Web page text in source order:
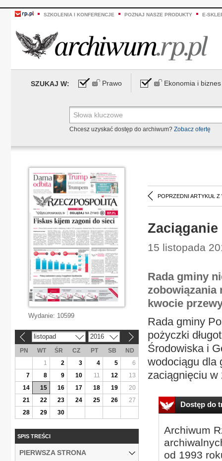
SZKOLENIA I KONFERENCJE POZNAJ NASZE PRODUKTY E-
SZUKAJ W: Prawo Ekonomia i biznes
Chcesz uzyskać dostęp do archiwum? Zobacz ofertę
POPRZEDNI ARTYKUŁ Z
15 listopada
Rada gminy
zobowiązania
kwocie
Rada gminy
pożyczki
Środowiska i
wodociągu dla
zaciągnięciu w
Dostęp do
Archiwum
od 1993
Wydanie: 10599
listopad 2016
PN WT ŚR CZ PT SB
ND
1
2 3 4 5
6
7
8 9 10 11 12
13
14
15 16 17 18 19
20
21
22 23 24 25 26
27
28
29 30
SPIS TREŚCI
PIERWSZA STRONA